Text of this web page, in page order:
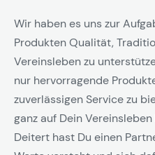
Wir haben es uns zur
Produkten Qualität,
Vereinsleben zu
nur hervorragende
zuverlässigen Service zu
ganz auf Dein
Deitert hast Du einen